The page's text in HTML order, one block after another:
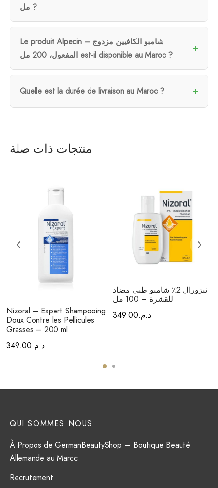
مل ?
Le produit Alpecin – شامبو الكافيين مزدوج
المفعول، 200 مل est-il disponible au Maroc ?
Quelle est la durée de livraison au Maroc ?
منتجات ذات صلة
Nizoral – Expert Shampooing
Doux Contre les Pellicules
Grasses – 200 ml
د.م.349.00
نيزورال 2٪ شامبو طبي مضاد
للقشرة – 100 مل
د.م.349.00
QUI SOMMES NOUS
À Propos de GermanBeautyShop — Boutique Beauté
Allemande au Maroc
Recrutement